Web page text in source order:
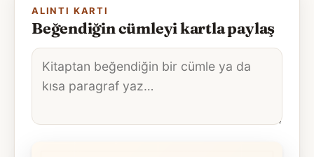
ALINTI KARTI
Beğendiğin cümleyi kartla paylaş
Alıntı
metni